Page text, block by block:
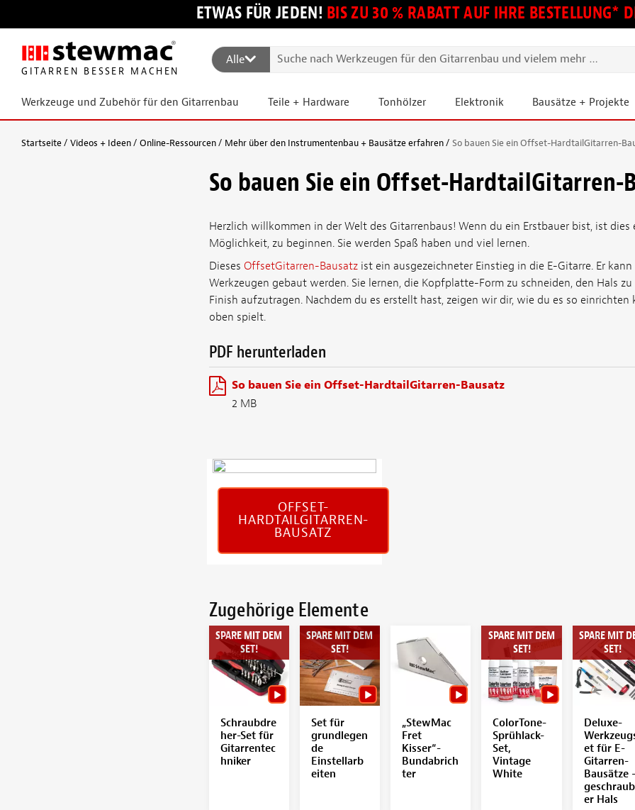
ETWAS FÜR JEDEN! BIS ZU 30 % RABATT AUF IHRE BESTELLUNG*
GITARREN BESSER MACHEN
Alle
Werkzeuge und Zubehör für den Gitarrenbau Teile + Hardware Tonhölzer Elektronik Bausätze + Projekte
Startseite Videos + Ideen Online-Ressourcen Mehr über den Instrumentenbau + Bausätze erfahren So bauen Sie ein Offset-HardtailGitarren-
So bauen Sie ein Offset-HardtailGitarren-
Herzlich willkommen in der Welt des Gitarrenbaus! Wenn du ein Erstbauer bist, ist dies
Möglichkeit, zu beginnen. Sie werden Spaß haben und viel lernen.
Dieses OffsetGitarren-Bausatzist ein ausgezeichneter Einstieg in die E-Gitarre. Er
Werkzeugen gebaut werden. Sie lernen, die Kopfplatte-Form zu schneiden, den Hals
Finish aufzutragen. Nachdem du es erstellt hast, zeigen wir dir, wie du es so einrichten
oben spielt.
PDF herunterladen
So bauen Sie ein Offset-HardtailGitarren-Bausatz
2 MB
OFFSET-
HARDTAILGITARREN-
BAUSATZ
Zugehörige Elemente
SPARE MIT DEM
SET!
Schraubdre
her-Set für
Gitarrentec
hniker
SPARE MIT DEM
SET!
Set für
grundlegen
de
Einstellarb
eiten
„StewMac
Fret
Kisser“-
Bundabrich
ter
SPARE MIT DEM
SET!
ColorTone-
Sprühlack-
Set,
Vintage
White
SPARE MIT
SET!
Deluxe-
et für E-
Gitarren-
Bausätze
er Hals